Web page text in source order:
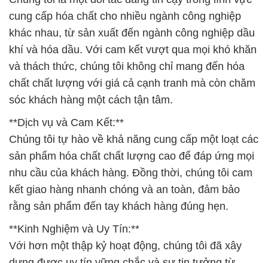
sản phẩm hóa chất chất lượng cao để đáp ứng mọi
nhu cầu của khách hàng. Đồng thời, chúng tôi cam
kết giao hàng nhanh chóng và an toàn, đảm bảo
rằng sản phẩm đến tay khách hàng đúng hẹn.
**Kinh Nghiệm và Uy Tín:**
Với hơn một thập kỷ hoạt động, chúng tôi đã xây
dựng được uy tín vững chắc và sự tin tưởng từ
khách hàng trên khắp cả nước. Chúng tôi không chỉ
là đối tác tin cậy về chất lượng, mà còn đặt hàng
đầu tiên về tiêu chuẩn an toàn và bảo vệ môi
trường.
**Cam Kết Bền Vững:**
Chúng tôi không chỉ cung cấp sản phẩm chất lượng,
mà còn đóng góp vào việc bảo vệ nguồn tài nguyên
và sự cân bằng sinh thái. Chúng tôi cam kết đồng